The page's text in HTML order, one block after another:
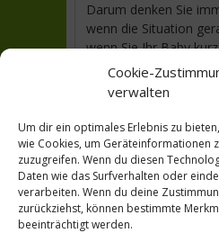
Cookie-
verwalten
Um dir ein optimales Erlebnis zu
wie Cookies, um Geräteinformationen
zuzugreifen. Wenn du diesen
Daten wie das Surfverhalten oder
verarbeiten. Wenn du deine
zurückziehst, können bestimmte
beeinträchtigt werden.
Darum denken Sie
wenn die Situation
wenn Sie Ihr Baby
müssen, legen Sie es
nehmen Sie es auf
Hier geht’s zum
←